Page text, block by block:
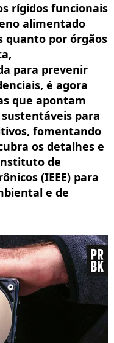
rígidos funcionais
alimentado
quanto por órgãos
para prevenir
é agora
que apontam
para
fomentando
os detalhes e
de
(IEEE) para
e de